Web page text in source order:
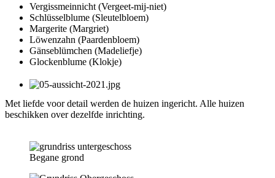
Vergissmeinnicht (Vergeet-mij-niet)
Schlüsselblume (Sleutelbloem)
Margerite (Margriet)
Löwenzahn (Paardenbloem)
Gänseblümchen (Madeliefje)
Glockenblume (Klokje)
Met liefde voor detail werden de huizen ingericht. Alle huizen
beschikken over dezelfde inrichting.
Begane grond